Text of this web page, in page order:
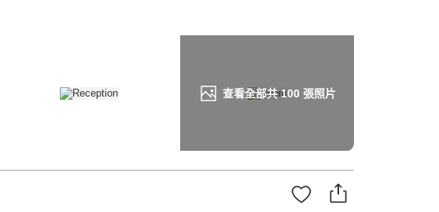
查看全部共100張照片